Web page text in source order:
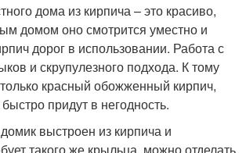
дома из кирпича – это красиво,
домом оно смотрится уместно и
дорог в использовании. Работа с
и скрупулезного подхода. К тому
красный обожженный кирпич,
придут в негодность.
выстроен из кирпича и